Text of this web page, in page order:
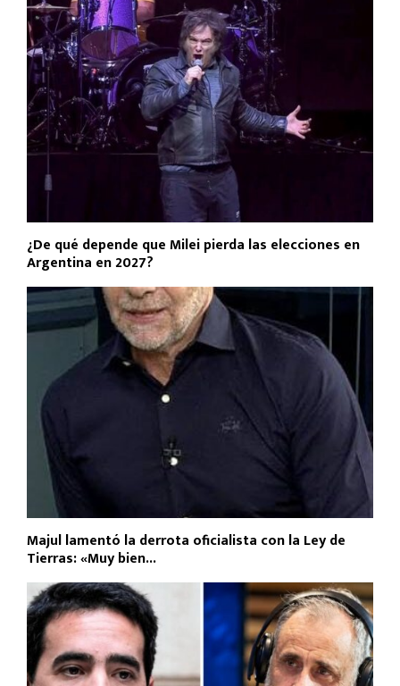
¿De qué depende que Milei pierda las elecciones en
Argentina en 2027?
Majul lamentó la derrota oficialista con la Ley de
Tierras: «Muy bien...